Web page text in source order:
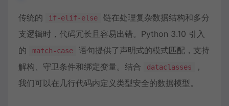
传统的 if-elif-else
链在处理复杂数据结构和多分
支逻辑时，代码冗长且容易出错。Python 3.10 引入
的
match-case
语句提供了声明式的模式匹配，支持
解构、守卫条件和绑定变量。结合
dataclasses
，
我们可以在几行代码内定义类型安全的数据模型。